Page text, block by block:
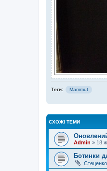
Теги: Mammut
СХОЖІ ТЕМИ
Admin » 18
Ботинки